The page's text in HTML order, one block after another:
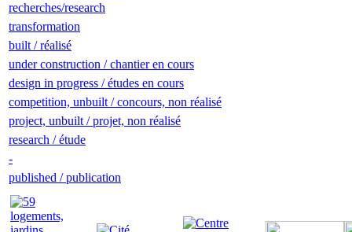
recherches/research
transformation
built / réalisé
under construction / chantier en cours
design in progress / études en cours
competition, unbuilt / concours, non réalisé
project, unbuilt / projet, non réalisé
research / étude
-
published / publication